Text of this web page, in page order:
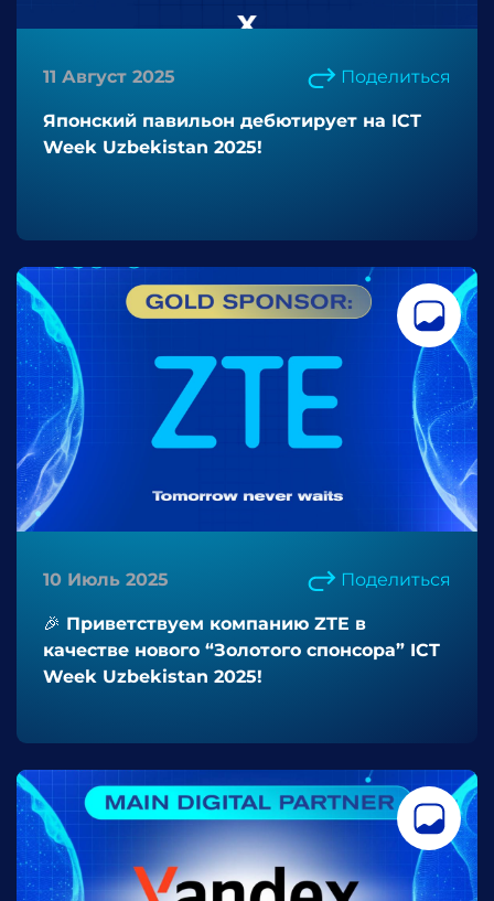
11 Август 2025 Поделиться
Японский павильон дебютирует на ICT
Week Uzbekistan 2025!
10 Июль 2025 Поделиться
🎉 Приветствуем компанию ZTE в
качестве нового “Золотого спонсора” ICT
Week Uzbekistan 2025!